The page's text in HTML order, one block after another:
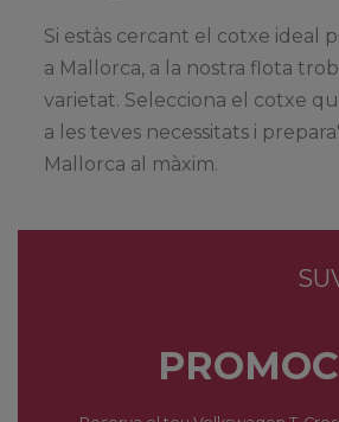
Si estàs cercant el cotxe ideal
a Mallorca, a la nostra flota
varietat. Selecciona el cotxe
a les teves necessitats i
Mallorca al màxim.